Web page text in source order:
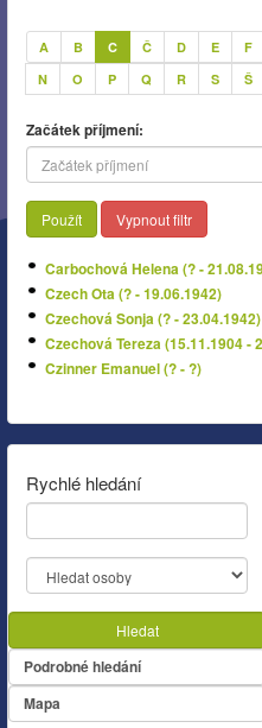
A B C Č D E F
N
O P Q R S Š
Začátek příjmení:
Použít Vypnout filtr
Carbochová Helena (? -
Czech Ota (? - 19.06.1942)
Czechová Sonja (? - 23.04.1942)
Czechová Tereza (15.11.1904 -
Czinner Emanuel (? - ?)
Rychlé hledání
Hledat
Podrobné hledání
Mapa